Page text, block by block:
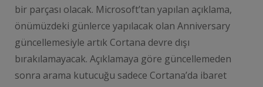
bir parçası olacak. Microsoft’tan yapılan açıklama,
önümüzdeki günlerce yapılacak olan Anniversary
güncellemesiyle artık Cortana devre dışı
bırakılamayacak. Açıklamaya göre güncellemeden
sonra arama kutucuğu sadece Cortana’da ibaret